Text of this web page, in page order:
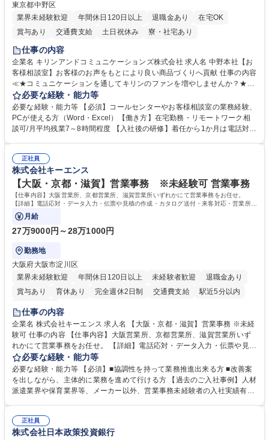
東京都中野区
業界未経験歓迎
年間休日120日以上 退職金あり
在宅OK
賞与あり
交通費支給 土日祝休み 寮・社宅あり
仕事の内容
企業名 キリンアンドコミュニケーションズ株式会社 求人名 中野本社【お
客様相談室】お客様のお声をもとにより良い商品づくりへ貢献 仕事の内容
≪★コミュニケーションを通してキリンのファンを増やしませんか？★≫
お客様のお声をより良い商品づくりに活かしていく上で、窓口となるお客
様相談室でのお仕事です。 日々お客様からいただくキリングループへのご
意見を、企業活動に活かしています。お客様からの声に迅速かつ誠意をも
って対応、情報提供するとともにグループ内活動に反映しています。 【具
平均100件前後■メール・手紙：同上40件前後 募集職種 中野本社【お客様
相談室】お客様のお声をもとにより良い商品づくりへ貢献
必要な経験・能力等
必要な経験・能力等 【必須】コールセンターやお客様相談室の業務経験、
PCが使える方（Word・Excel）【働き方】在宅勤務・リモートワーク相
談可/月平均残業7～8時間程度 【入社後の研修】着任から1か月は電話対応
すのでご安心ください。 【当社について】キリングループの広報機能を担
う会社として、お客様との出会いを大切にし、磨き上げたホスピタリティ
を込めてコミュニケーションをとりながら広報関連業務を行っておりま
す。 学歴・資格 学歴：大学院 大学 高専 短大 専修学校 高校 語学力： 資
格：
正社員
株式会社キーエンス
【大阪・京都・滋賀】営業事務 ※未経験可 営業事務
【仕事内容】大阪営業所、京都営業所、滋賀営業所いずれかにて営業事務をお任せ。
【詳細】電話応対・データ入力・伝票や見積の作成・カタログ送付・来客対応・営業所内
で発生する事務業務や業務改善をお任せ。
月給
27万9000円～28万1000円
勤務地
大阪府大阪市淀川区
業界未経験歓迎
年間休日120日以上 未経験者歓迎
退職金あり
賞与あり
育休あり 完全週休2日制 交通費支給
駅近5分以内
土日祝休み
仕事の内容
企業名 株式会社キーエンス 求人名 【大阪・京都・滋賀】営業事務 ※未経
験可 仕事の内容 【仕事内容】大阪営業所、京都営業所、滋賀営業所いず
れかにて営業事務をお任せ。 【詳細】電話応対・データ入力・伝票や見積
の作成・カタログ送付・来客対応・営業所内で発生する事務業務や業務改
善をお任せ。 【教育制度】ご入社後、育成担当とペアになりながらOJTに
て業務を覚えていただくことが可能です。業務システムがきちんと構築さ
れているため、スムーズに仕事に慣れることができる環境です。また、
募集職種 【大阪・京都・滋賀】営業事務 ※未経験可
必要な経験・能力等
必要な経験・能力等 【必須】■協調性を持って業務推進出来る方 ■改善案
を出しながら、主体的に業務を進めて行ける方 【過去のご入社事例】人材
派遣業界や保育業界等、メーカー以外、営業事務未経験者の入社実績有
えて、お客様や社員の状況に合わせ、能動的なサポート、改善の動きも期
待され。組織を支えるスペシャリストとして、チームに貢献し、結果的に
正社員
株式会社日本政策投資銀行